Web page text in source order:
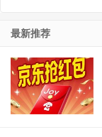
最新推荐